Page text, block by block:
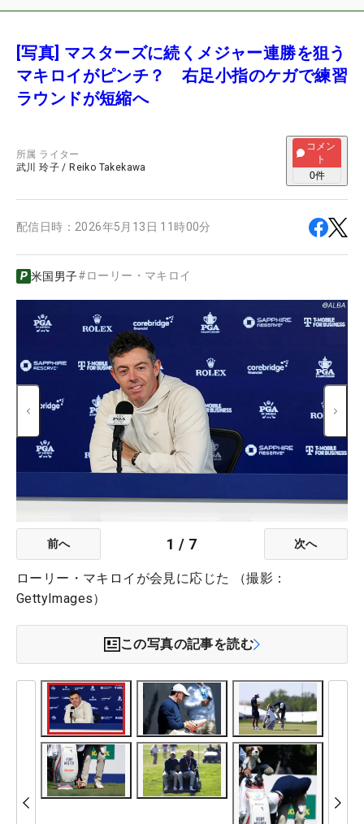
[写真] マスターズに続くメジャー連勝を狙う
マキロイがピンチ？ 右足小指のケガで練習
ラウンドが短縮へ
所属 ライター
武川 玲子 / Reiko Takekawa
コメン
ト
0件
配信日時： 2026年5月13日 11時00分
米国男子#ローリー・マキロイ
前へ 1 / 7 次へ
ローリー・マキロイが会見に応じた （撮影：
GettyImages）
この写真の記事を読む